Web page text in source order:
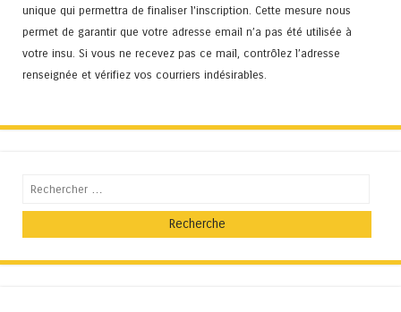
unique qui permettra de finaliser l'inscription. Cette mesure nous
permet de garantir que votre adresse email n’a pas été utilisée à
votre insu. Si vous ne recevez pas ce mail, contrôlez l’adresse
renseignée et vérifiez vos courriers indésirables.
Recherche